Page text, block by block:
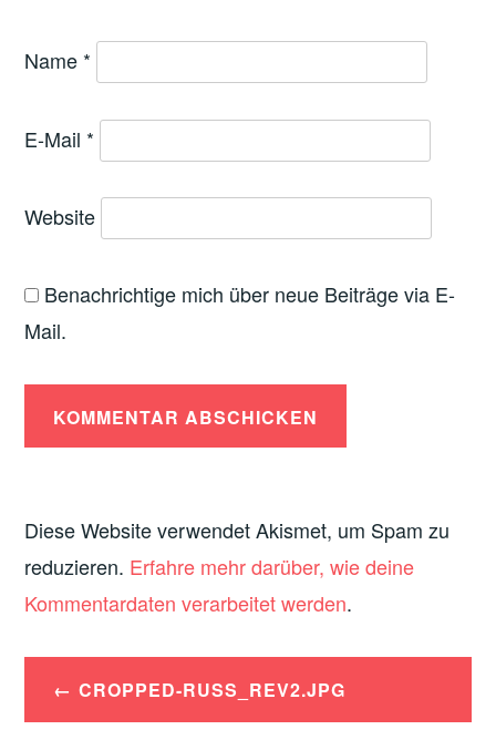
Name *
E-Mail *
Website
Benachrichtige mich über neue Beiträge via E-
Mail.
Diese Website verwendet Akismet, um Spam zu
reduzieren. Erfahre mehr darüber, wie deine
Kommentardaten verarbeitet werden.
Beitrags-
Navigation
CROPPED-RUSS_REV2.JPG